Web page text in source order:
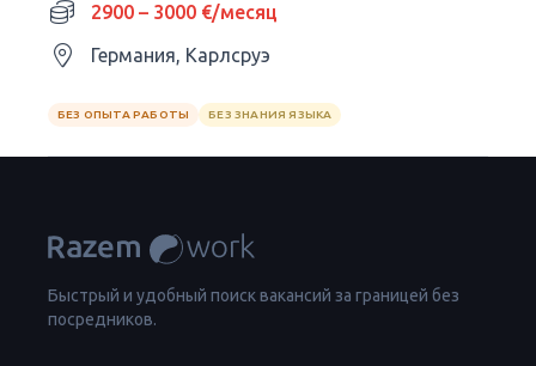
2900 – 3000 €/месяц
Германия, Карлсруэ
БЕЗ ОПЫТА РАБОТЫ БЕЗ ЗНАНИЯ ЯЗЫКА
Быстрый и удобный поиск вакансий за границей без
посредников.